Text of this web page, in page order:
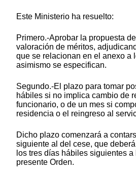
Este Ministerio ha resuelto:
Primero.-Aprobar la propuesta
valoración de méritos,
que se relacionan en el anexo a
asimismo se especifican.
Segundo.-El plazo para tomar
hábiles si no implica cambio de
funcionario, o de un mes si
residencia o el reingreso al
Dicho plazo comenzará a
siguiente al del cese, que
los tres días hábiles siguientes
presente Orden.